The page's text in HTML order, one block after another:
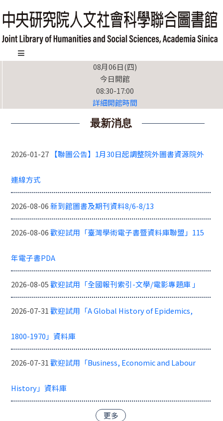
跳
到
主
內
08月06日(四)
今日開館
08:30-17:00
詳細開館時間
最新消息
2026-01-27 【聯圖公告】1月30日起調整院外圖書資源院外
連線方式
2026-08-06新到館圖書及期刊資料8/6-8/13
2026-08-06歡迎試用「臺灣學術電子書暨資料庫聯盟」115
年電子書PDA
2026-08-05歡迎試用「全國報刊索引-文學/電影專題庫 」
2026-07-31 歡迎試用「A Global History of Epidemics,
1800-1970」資料庫
2026-07-31 歡迎試用「Business, Economic and Labour
History」資料庫
更多